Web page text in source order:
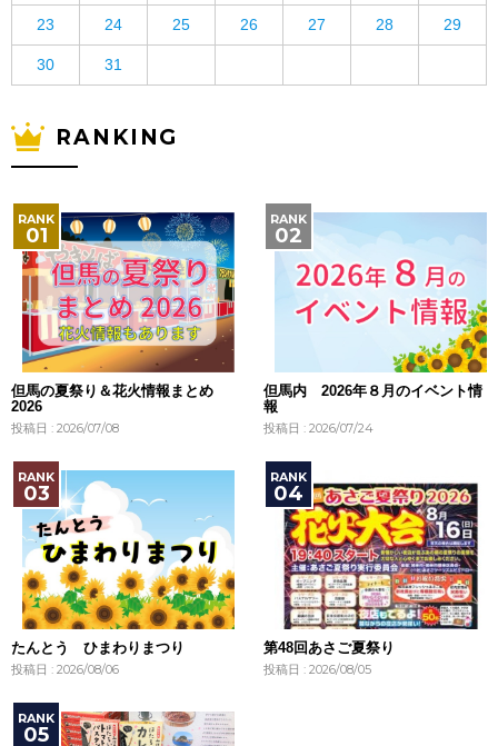
23 24 25 26 27 28 29
30 31
RANKING
但馬の夏祭り＆花火情報まとめ
2026
投稿日 : 2026/07/08
但馬内 2026年８月のイベント情
報
投稿日 : 2026/07/24
たんとう ひまわりまつり
投稿日 : 2026/08/06
第48回あさご夏祭り
投稿日 : 2026/08/05